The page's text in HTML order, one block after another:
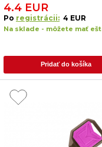
4.4 EUR
Po registrácii: 4 EUR
Na sklade - môžete mať
Pridať do košíka